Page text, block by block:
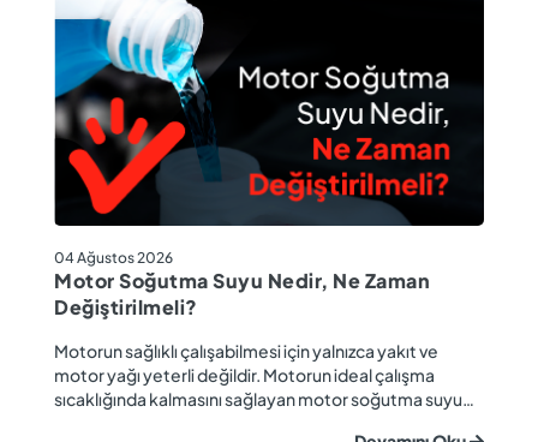
04 Ağustos 2026
Motor Soğutma Suyu Nedir, Ne Zaman
Değiştirilmeli?
Motorun sağlıklı çalışabilmesi için yalnızca yakıt ve
motor yağı yeterli değildir. Motorun ideal çalışma
sıcaklığında kalmasını sağlayan motor soğutma suyu